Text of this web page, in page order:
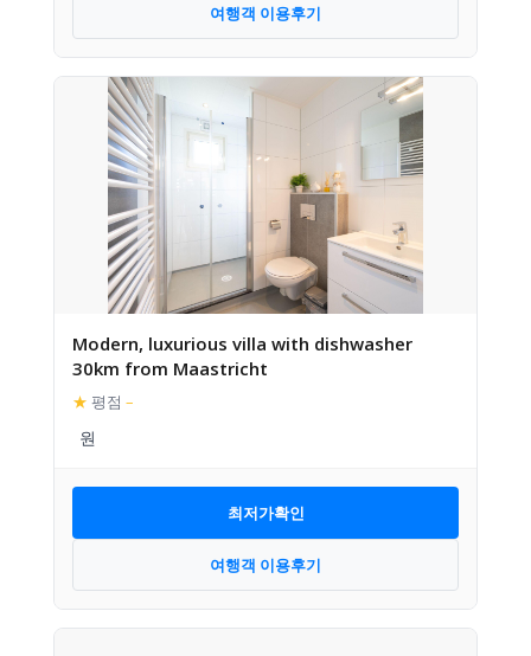
여행객 이용후기
Modern, luxurious villa with dishwasher
30km from Maastricht
★ 평점 –
최저가확인
여행객 이용후기